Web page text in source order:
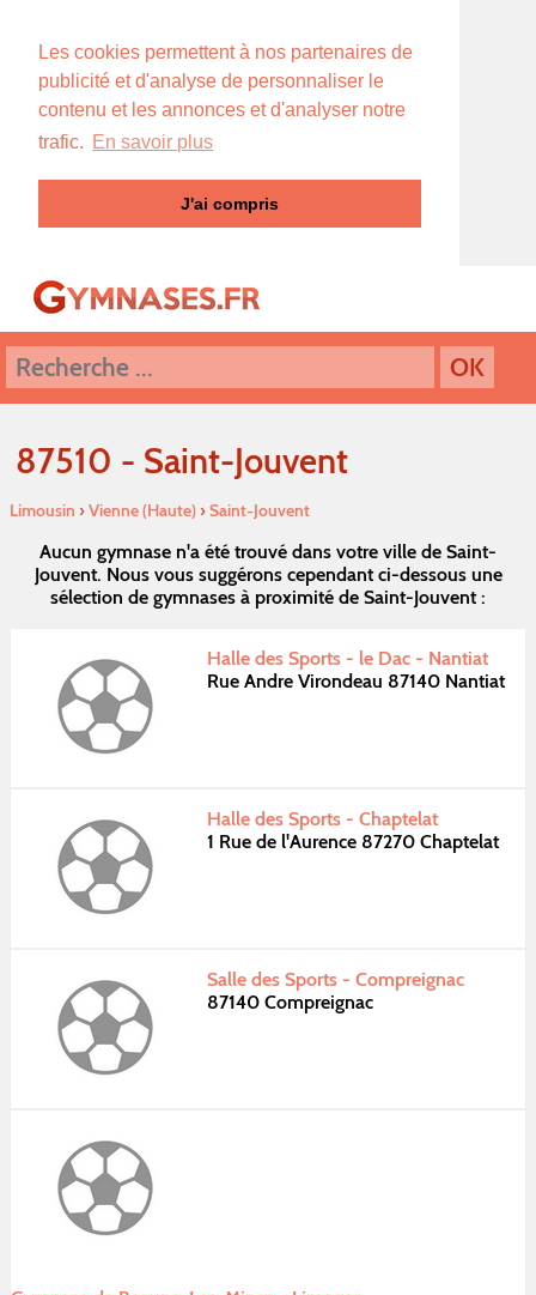
Les cookies permettent à nos partenaires de
publicité et d'analyse de personnaliser le
contenu et les annonces et d'analyser notre
trafic. En savoir plus
J'ai compris
87510 - Saint-Jouvent
Limousin ›Vienne (Haute)›Saint-Jouvent
Aucun gymnase n'a été trouvé dans votre ville de Saint-
Jouvent. Nous vous suggérons cependant ci-dessous une
sélection de gymnases à proximité de Saint-Jouvent :
Halle des Sports - le Dac - Nantiat
Rue Andre Virondeau 87140 Nantiat
Halle des Sports - Chaptelat
1 Rue de l'Aurence 87270 Chaptelat
Salle des Sports - Compreignac
87140 Compreignac